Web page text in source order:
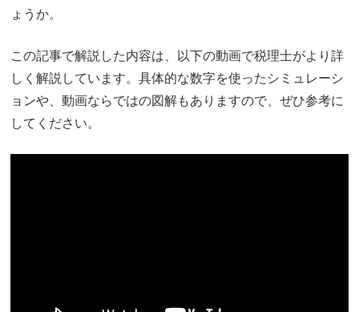
ょうか。
この記事で解説した内容は、以下の動画で税理士がより詳
しく解説しています。具体的な数字を使ったシミュレーシ
ョンや、動画ならではの図解もありますので、ぜひ参考に
してください。